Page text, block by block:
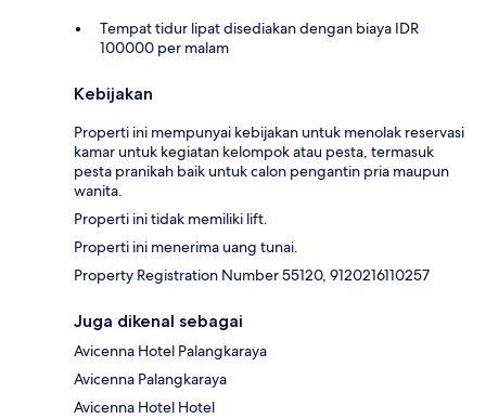
Tempat tidur lipat disediakan dengan biaya IDR
100000 per malam
Kebijakan
Properti ini mempunyai kebijakan untuk menolak reservasi
kamar untuk kegiatan kelompok atau pesta, termasuk
pesta pranikah baik untuk calon pengantin pria maupun
wanita.
Properti ini tidak memiliki lift.
Properti ini menerima uang tunai.
Property Registration Number 55120, 9120216110257
Juga dikenal sebagai
Avicenna Hotel Palangkaraya
Avicenna Palangkaraya
Avicenna Hotel Hotel